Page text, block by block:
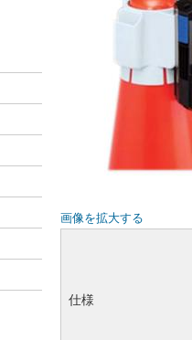
画像を拡大する
仕様